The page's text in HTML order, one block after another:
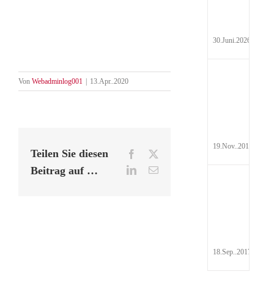
Von Webadminlog001 | 13.Apr..2020
Teilen Sie diesen
Beitrag auf …
Facebook
LinkedIn
E-
30.Juni.2026
19.Nov..2017
18.Sep..2017